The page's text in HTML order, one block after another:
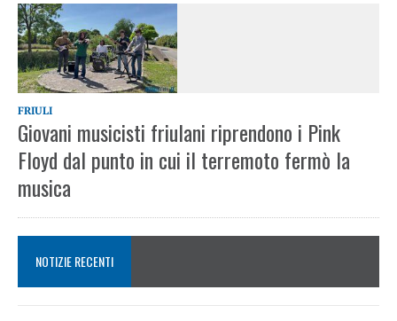
FRIULI
Giovani musicisti friulani riprendono i Pink
Floyd dal punto in cui il terremoto fermò la
musica
NOTIZIE RECENTI